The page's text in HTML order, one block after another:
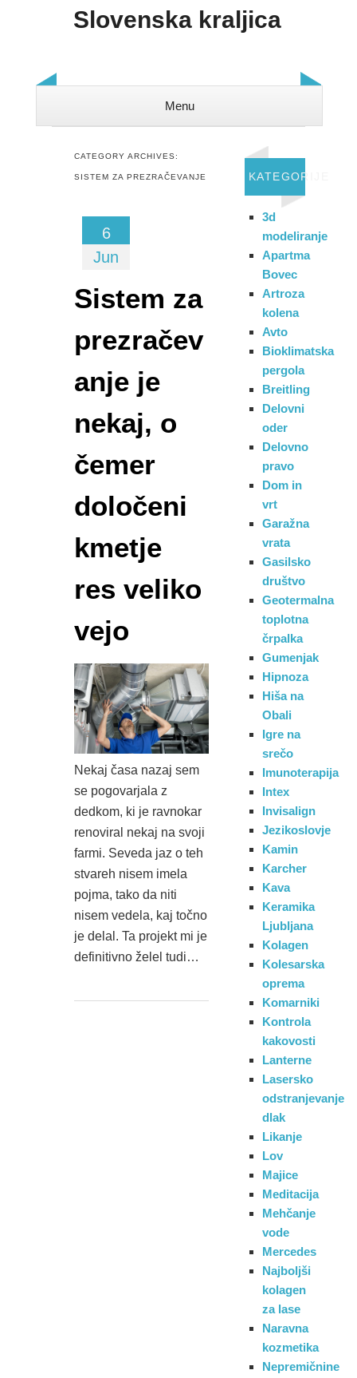
Slovenska kraljica
Menu
CATEGORY ARCHIVES:
SISTEM ZA PREZRAČEVANJE
6
Jun
Sistem za
prezračev
anje je
nekaj, o
čemer
določeni
kmetje
res veliko
vejo
Nekaj časa nazaj sem
se pogovarjala z
dedkom, ki je ravnokar
renoviral nekaj na svoji
farmi. Seveda jaz o teh
stvareh nisem imela
pojma, tako da niti
nisem vedela, kaj točno
je delal. Ta projekt mi je
definitivno želel tudi…
KATEGORIJE
3d
modeliranje
Apartma
Bovec
Artroza
kolena
Avto
Bioklimatska
pergola
Breitling
Delovni
oder
Delovno
pravo
Dom in
vrt
Garažna
vrata
Gasilsko
društvo
Geotermalna
toplotna
črpalka
Gumenjak
Hipnoza
Hiša na
Obali
Igre na
srečo
Imunoterapija
Intex
Invisalign
Jezikoslovje
Kamin
Karcher
Kava
Keramika
Ljubljana
Kolagen
Kolesarska
oprema
Komarniki
Kontrola
kakovosti
Lanterne
Lasersko
odstranjevanje
dlak
Likanje
Lov
Majice
Meditacija
Mehčanje
vode
Mercedes
Najboljši
kolagen
za lase
Naravna
kozmetika
Nepremičnine